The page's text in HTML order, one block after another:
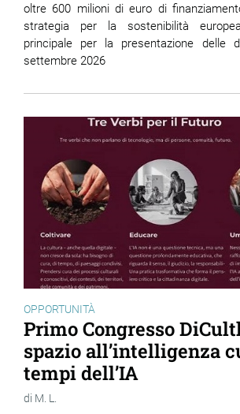
oltre 600 milioni di euro di
strategia per la sostenibilità
principale per la presentazione delle
settembre 2026
OPPORTUNITÀ
Primo Congresso
spazio all’intelligenza
tempi dell’IA
M. L.